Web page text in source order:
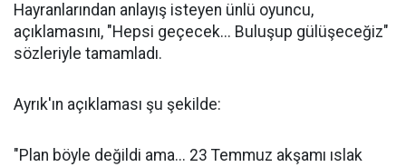
Hayranlarından anlayış isteyen ünlü oyuncu,
açıklamasını, "Hepsi geçecek... Buluşup gülüşeceğiz"
sözleriyle tamamladı.
Ayrık'ın açıklaması şu şekilde:
"Plan böyle değildi ama... 23 Temmuz akşamı ıslak